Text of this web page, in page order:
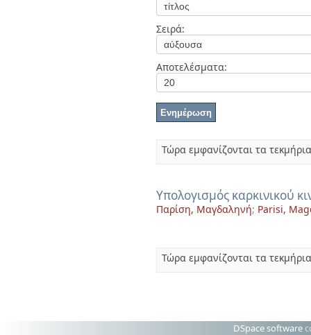
Σειρά:
Αποτελέσματα:
Τώρα εμφανίζονται τα
Υπολογισμός καρκινικού
Παρίση, Μαγδαληνή; Parisi,
Τώρα εμφανίζονται τα
DSpace software